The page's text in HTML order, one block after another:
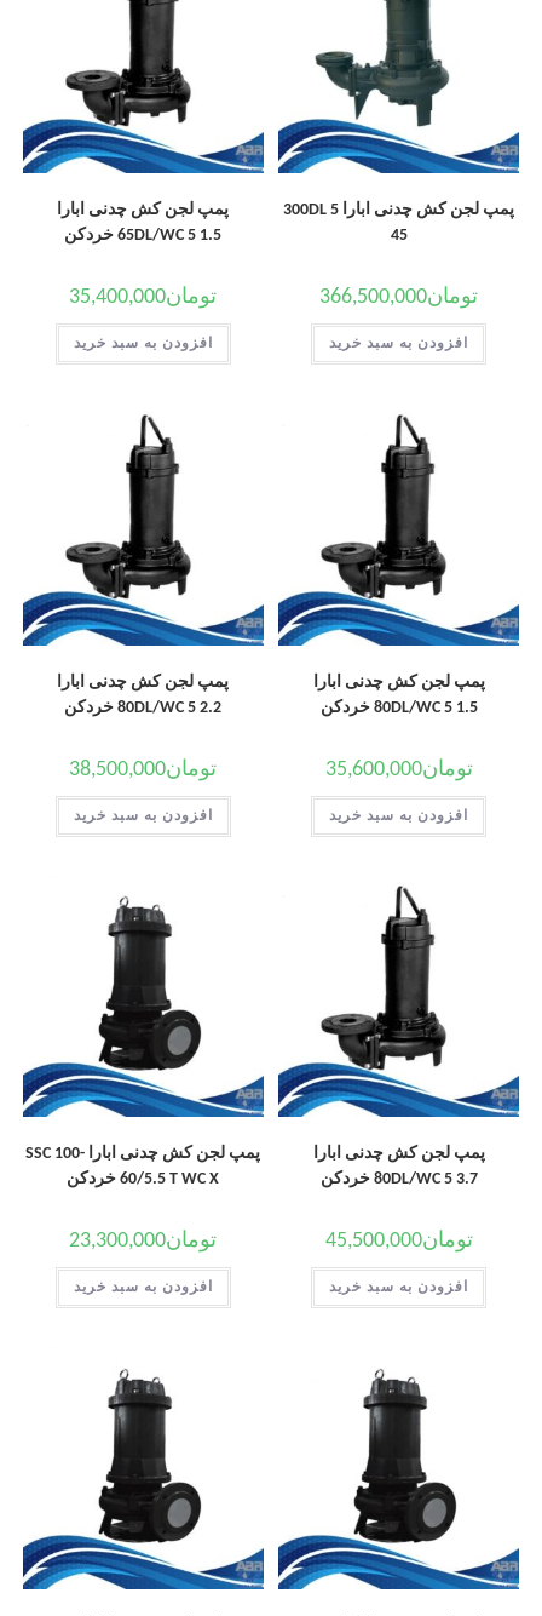
پمپ لجن کش چدنی ابارا 300DL 5
45
تومان366,500,000
افزودن به سبد خرید
پمپ لجن کش چدنی ابارا
65DL/WC 5 1.5 خردکن
تومان35,400,000
افزودن به سبد خرید
پمپ لجن کش چدنی ابارا
80DL/WC 5 1.5 خردکن
تومان35,600,000
افزودن به سبد خرید
پمپ لجن کش چدنی ابارا
80DL/WC 5 2.2 خردکن
تومان38,500,000
افزودن به سبد خرید
پمپ لجن کش چدنی ابارا
80DL/WC 5 3.7 خردکن
تومان45,500,000
افزودن به سبد خرید
پمپ لجن کش چدنی ابارا SSC 100-
60/5.5 T WC X خردکن
تومان23,300,000
افزودن به سبد خرید